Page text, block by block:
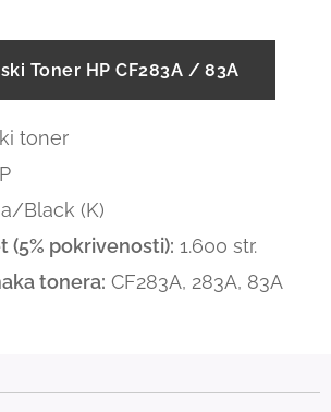
Toner HP CF283A / 83A
toner
Black (K)
(5% pokrivenosti): 1.600 str.
tonera: CF283A, 283A, 83A